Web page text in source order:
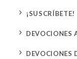
5 ¡SUSCRÍBETE!
5 DEVOCIONES
5 DEVOCIONES